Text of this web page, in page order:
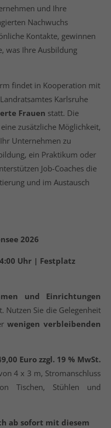
consectetuer
dolor. Aenean massa.
et magnis dis
ridiculus mus. Donec
und Ihre
Nachwuchs
Kontakte, gewinnen
was Ihre Ausbildung
findet in Kooperation mit
Karlsruhe
Frauen statt. Die
zusätzliche Möglichkeit,
Unternehmen zu
ein Praktikum oder
Job-Coaches die
und im Austausch
2026
Uhr | Festplatz
und Einrichtungen
Nutzen Sie die Gelegenheit
wenigen verbleibenden
Euro zzgl. 19 % MwSt.
4 x 3 m, Stromanschluss
Tischen, Stühlen und
ab sofort mit diesem